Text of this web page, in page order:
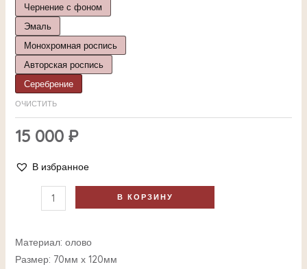
Чернение с фоном
Эмаль
Монохромная роспись
Авторская роспись
Серебрение
ОЧИСТИТЬ
15 000 ₽
В избранное
В КОРЗИНУ
Материал: олово
Размер: 70мм х 120мм